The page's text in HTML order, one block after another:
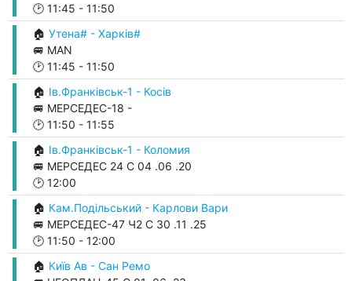
🕑 11:45 - 11:50
🏠 Утена# - Харків#
🚐 MAN
🕑 11:45 - 11:50
🏠 Ів.Франківськ-1 - Косів
🚐 МЕРСЕДЕС-18 -
🕑 11:50 - 11:55
🏠 Ів.Франківськ-1 - Коломия
🚐 МЕРСЕДЕС 24 С 04 .06 .20
🕑 12:00
🏠 Кам.Подільський - Карлови Вари
🚐 МЕРСЕДЕС-47 Ч2 С 30 .11 .25
🕑 11:50 - 12:00
🏠 Київ Ав - Сан Ремо